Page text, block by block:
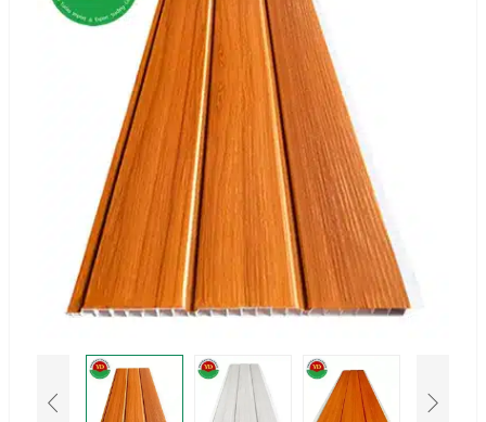
Kazakh
Korean
Bengali
Arabic
Spanish
Portuguese
Urdu
Italian
Japanese
French